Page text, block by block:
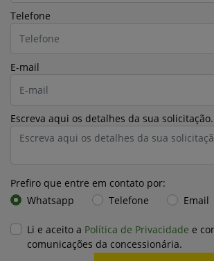
Telefone
E-mail
Escreva aqui os detalhes da sua solicitação.
Prefiro que entre em contato por:
Whatsapp
Li e aceito a Política de Privacidade
comunicações da concessionária.